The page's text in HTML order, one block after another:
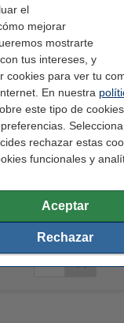
el
mejorar
mostrarte
tus intereses, y
cookies para ver tu
En nuestra
este tipo de
rechazar estas
funcionales y
Aceptar
Rechazar
Productos destacados
HP 364XL (CB322EE)
de tinta negro foto XL